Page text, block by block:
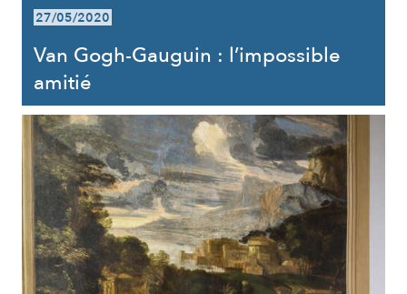
27/05/2020
Van Gogh-Gauguin : l’impossible
amitié